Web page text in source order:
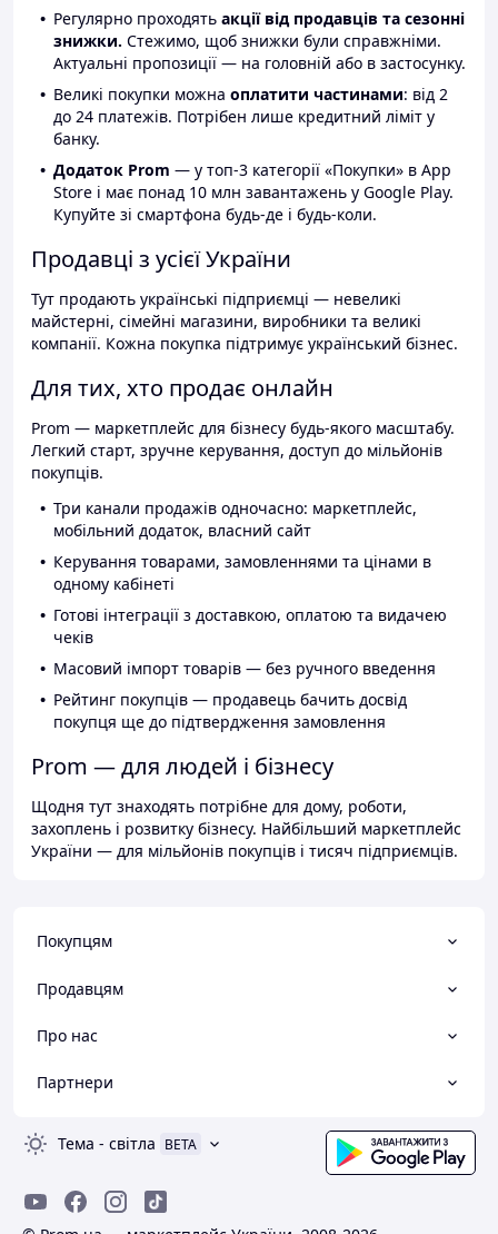
Регулярно проходять акції від продавців та сезонні
знижки. Стежимо, щоб знижки були справжніми.
Актуальні пропозиції — на головній або в застосунку.
Великі покупки можна оплатити частинами: від 2
до 24 платежів. Потрібен лише кредитний ліміт у
банку.
Додаток Prom — у топ-3 категорії «Покупки» в App
Store і має понад 10 млн завантажень у Google Play.
Купуйте зі смартфона будь-де і будь-коли.
Продавці з усієї України
Тут продають українські підприємці — невеликі
майстерні, сімейні магазини, виробники та великі
компанії. Кожна покупка підтримує український бізнес.
Для тих, хто продає онлайн
Prom — маркетплейс для бізнесу будь-якого масштабу.
Легкий старт, зручне керування, доступ до мільйонів
покупців.
Три канали продажів одночасно: маркетплейс,
мобільний додаток, власний сайт
Керування товарами, замовленнями та цінами в
одному кабінеті
Готові інтеграції з доставкою, оплатою та видачею
чеків
Масовий імпорт товарів — без ручного введення
Рейтинг покупців — продавець бачить досвід
покупця ще до підтвердження замовлення
Prom — для людей і бізнесу
Щодня тут знаходять потрібне для дому, роботи,
захоплень і розвитку бізнесу. Найбільший маркетплейс
України — для мільйонів покупців і тисяч підприємців.
Покупцям
Продавцям
Про нас
Партнери
Тема - світла BETA